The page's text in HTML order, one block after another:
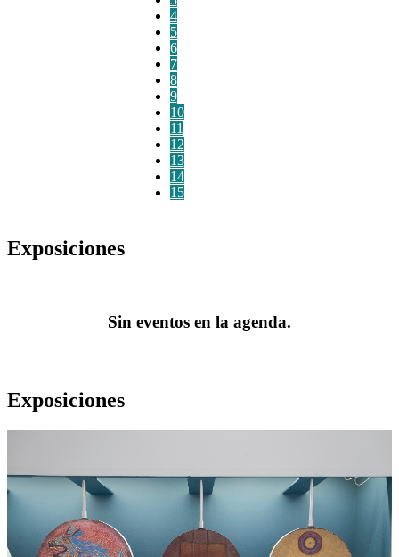
4
5
6
7
8
9
10
11
12
13
14
15
Exposiciones
Sin eventos en la agenda.
Exposiciones